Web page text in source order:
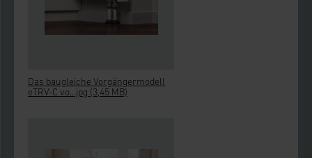
Das baugleiche Vorgängermodell
eTRV-C vo...jpg (3,45 MB)